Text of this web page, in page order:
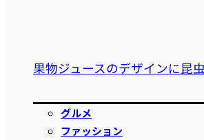
果物ジュースのデザインに昆虫
グルメ
ファッション